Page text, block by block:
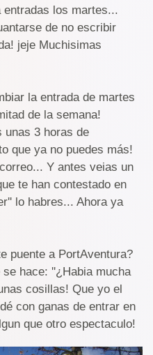
entradas los martes...
de no escribir
jeje Muchisimas
la entrada de martes
de la semana!
unas 3 horas de
que ya no puedes más!
Y antes veias un
te han contestado en
lo habres... Ahora ya
puente a PortAventura?
hace: ''¿Habia mucha
cosillas! Que yo el
con ganas de entrar en
que otro espectaculo!